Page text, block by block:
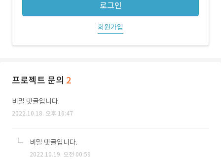
로그인
회원가입
프로젝트 문의 2
비밀 댓글입니다.
2022.10.18. 오후 16:47
비밀 댓글입니다.
2022.10.19. 오전 00:59